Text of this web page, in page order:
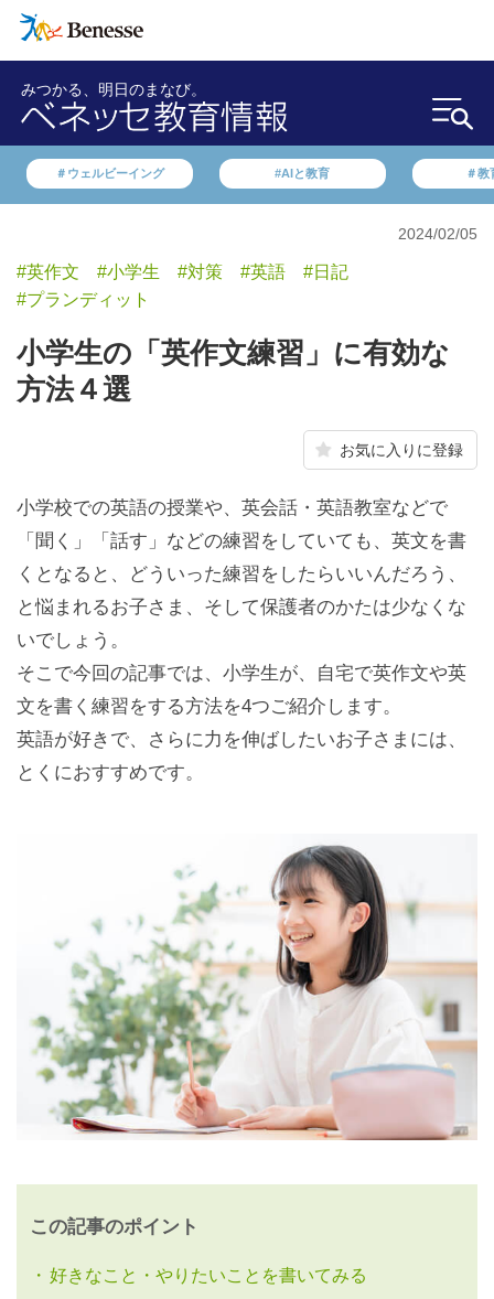
みつかる、明日のまなび。
＃ウェルビーイング #AIと教育 ＃教
2024/02/05
#英作文 #小学生 #対策 #英語
#日記
#プランディット
小学生の「英作文練習」に有効な
方法４選
お気に入りに登録
小学校での英語の授業や、英会話・英語教室などで
「聞く」「話す」などの練習をしていても、英文を書
くとなると、どういった練習をしたらいいんだろう、
と悩まれるお子さま、そして保護者のかたは少なくな
いでしょう。
そこで今回の記事では、小学生が、自宅で英作文や英
文を書く練習をする方法を4つご紹介します。
英語が好きで、さらに力を伸ばしたいお子さまには、
とくにおすすめです。
この記事のポイント
好きなこと・やりたいことを書いてみる